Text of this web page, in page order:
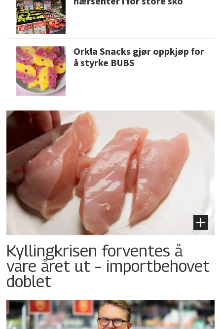
Orkla Snacks gjør oppkjøp for
å styrke BUBS
Kyllingkrisen forventes å
vare året ut – importbehovet
doblet